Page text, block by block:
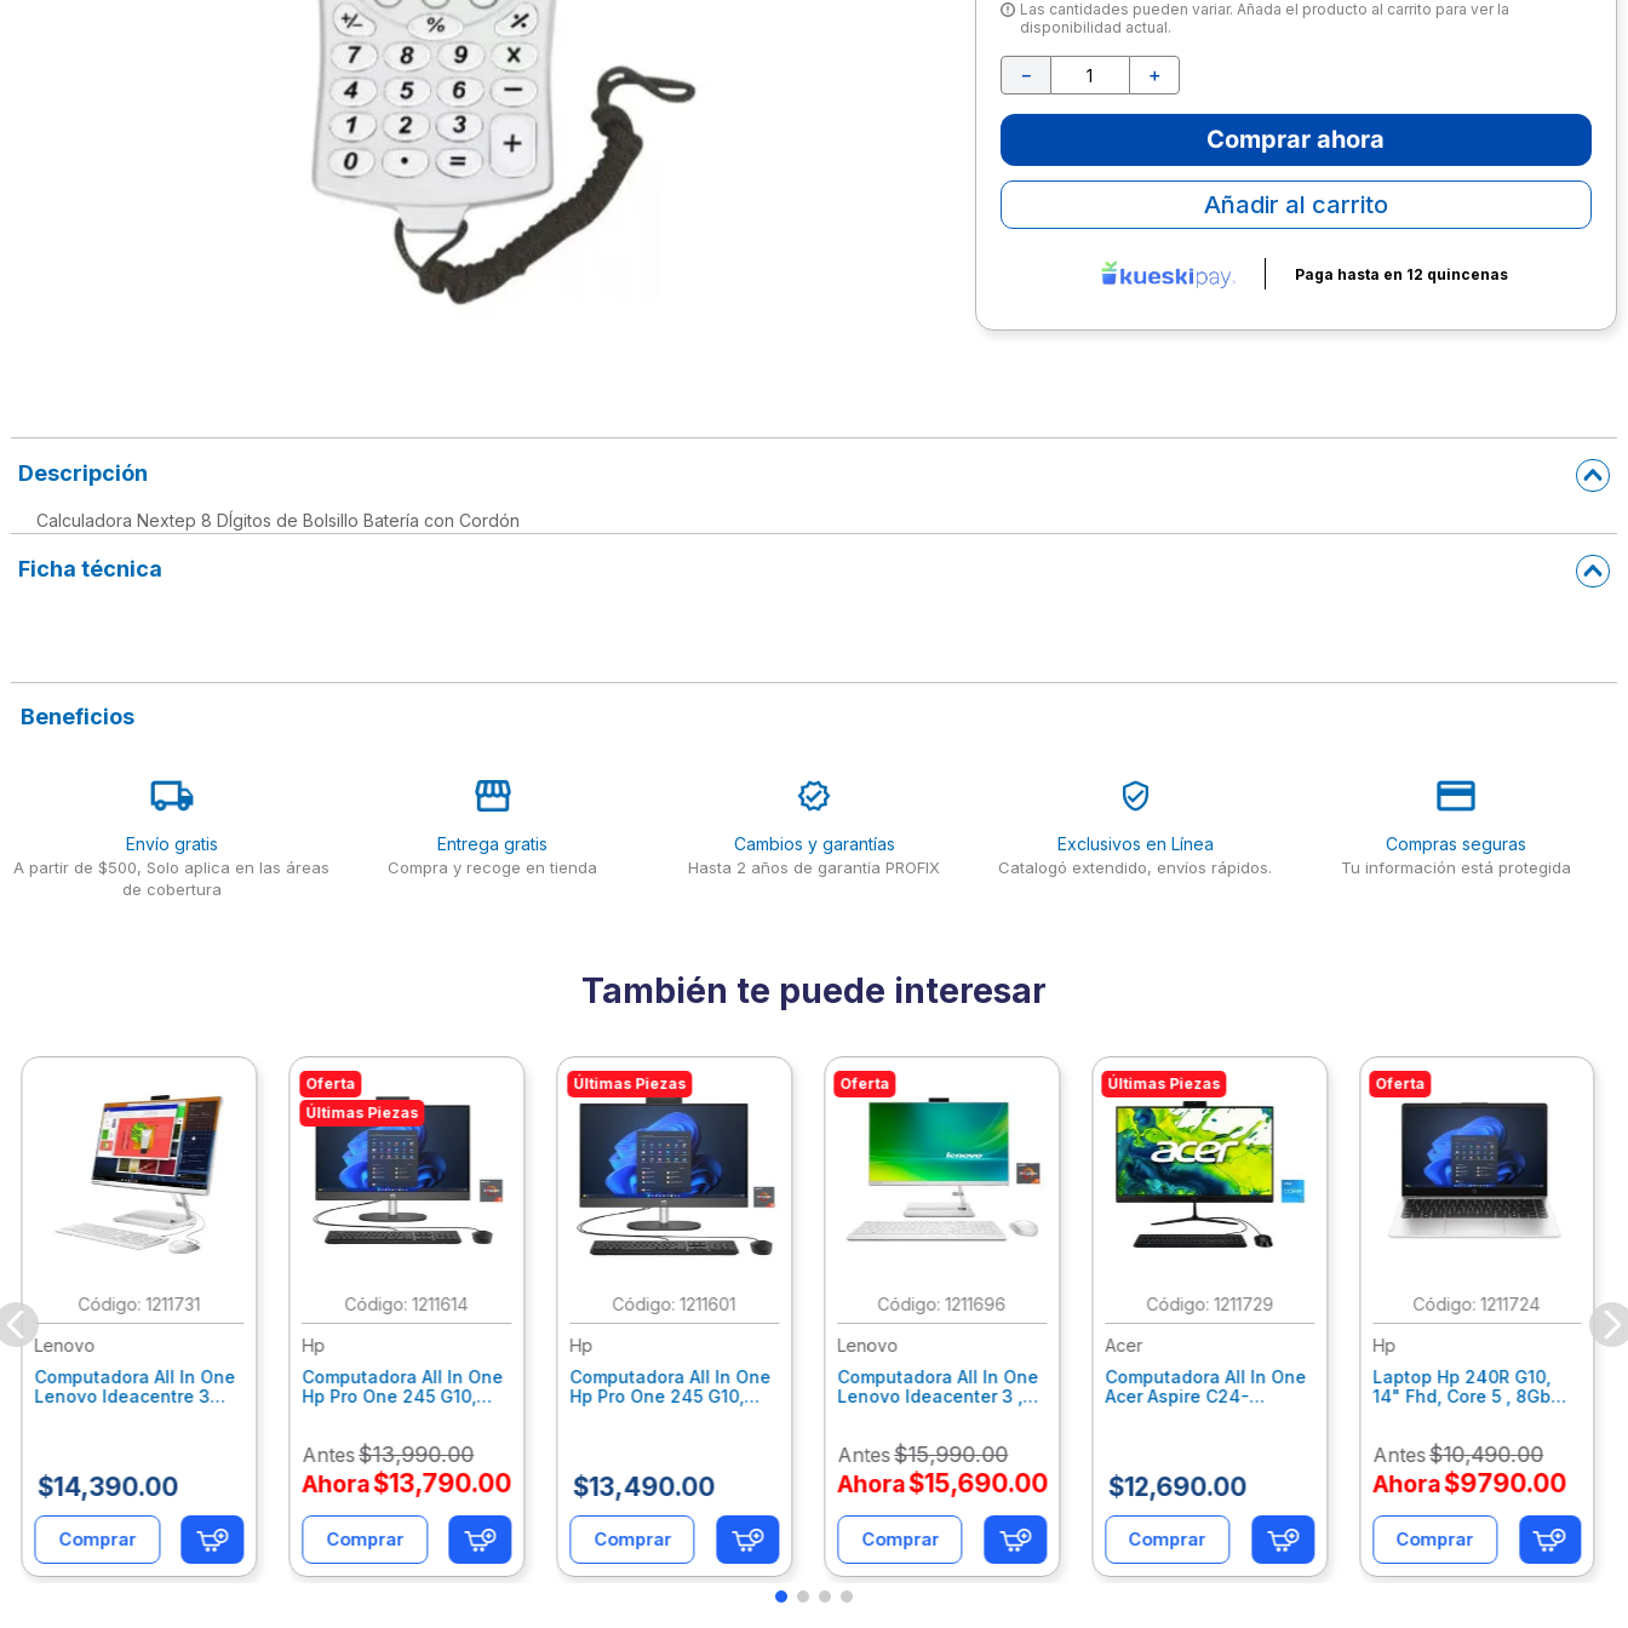
Las cantidades pueden variar. Añada el producto al carrito para ver la
disponibilidad actual.
＋
－
Comprar ahora
Añadir al carrito
Paga hasta en 12 quincenas
Descripción
Calculadora Nextep 8 DÍgitos de Bolsillo Batería con Cordón
Ficha técnica
Beneficios
Envío gratis
A partir de $500, Solo aplica en las áreas
de cobertura
Entrega gratis
Compra y recoge en tienda
Cambios y garantías
Hasta 2 años de garantía PROFIX
Exclusivos en Línea
Catalogó extendido, envíos rápidos.
Compras seguras
Tu información está protegida
También te puede interesar
:1211731
Lenovo
Computadora All In One
Lenovo Ideacentre 3
F0G1014Ald
$14,390.00
Comprar
Oferta
Últimas Piezas
:1211614
Hp
Computadora All In One
Hp Pro One 245 G10,
Fhd, Win11Home
9P7K6La
Antes$13,990.00
Ahora$13,790.00
Comprar
Últimas Piezas
:1211601
Hp
Computadora All In One
Hp Pro One 245 G10,
9P7K5La
$13,490.00
Comprar
Oferta
:1211696
Lenovo
Computadora All In One
Lenovo Ideacenter 3 ,
Fhd, Win11 Home
F0G1014Nld
Antes$15,990.00
Ahora$15,690.00
Comprar
Últimas Piezas
: 1211729
Acer
Computadora All In One
Acer Aspire C24-
Dq.Bmjal.002
$12,690.00
Comprar
Oferta
:1211724
Hp
Laptop Hp 240R G10,
14" Fhd, Core 5 , 8Gb
Antes$10,490.00
Ahora$9790.00
Comprar